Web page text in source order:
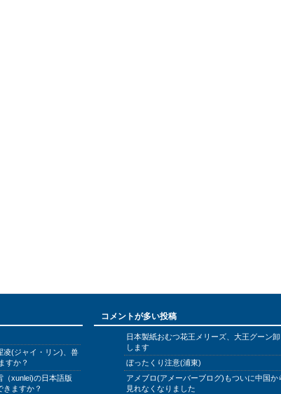
凌(ジャイ・リン)、兽
すか？
（xunlei)の日本語版
きますか？
コメントが多い投稿
日本製紙おむつ花王メリーズ、大王グーン卸
します
ぼったくり注意(浦東)
アメブロ(アメーバーブログ)もついに中国か
見れなくなりました